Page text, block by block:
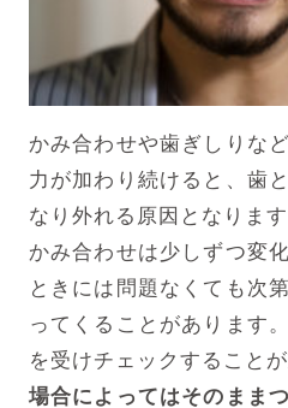
かみ合わせや歯ぎしりな
力が加わり続けると、歯
なり外れる原因となります
かみ合わせは少しずつ変
ときには問題なくても次
ってくることがあります
を受けチェックすることが
場合によってはそのまま